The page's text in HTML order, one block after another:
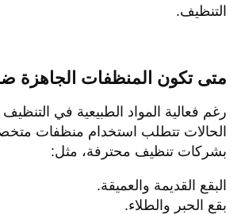
التنظيف.
متى تكون المنظفات الجاهزة
رغم فعالية المواد الطبيعية في
الحالات تتطلب استخدام منظفات
بشركات تنظيف محترفة، مثل:
البقع القديمة والعميقة.
بقع الحبر والطلاء.